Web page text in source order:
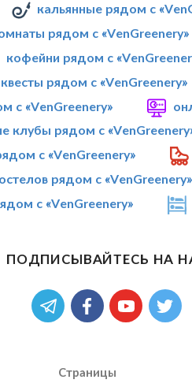
кальянные рядом с
рядом с «VenGreenery»
кофейни рядом с
рядом с «VenGreenery»
с «VenGreenery»
клубы рядом с
с «VenGreenery»
рядом с «VenGreenery»
с «VenGreenery»
ПОДПИСЫВАЙТЕСЬ НА
Страницы